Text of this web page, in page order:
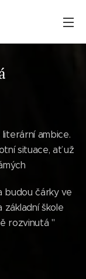
literární ambice.
situace, ať už
budou čárky ve
základní škole
rozvinutá "